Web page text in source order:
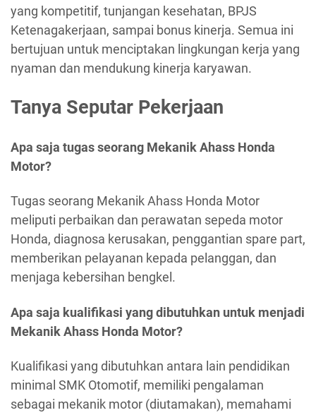
yang kompetitif, tunjangan kesehatan, BPJS
Ketenagakerjaan, sampai bonus kinerja. Semua ini
bertujuan untuk menciptakan lingkungan kerja yang
nyaman dan mendukung kinerja karyawan.
Tanya Seputar Pekerjaan
Apa saja tugas seorang Mekanik Ahass Honda
Motor?
Tugas seorang Mekanik Ahass Honda Motor
meliputi perbaikan dan perawatan sepeda motor
Honda, diagnosa kerusakan, penggantian spare part,
memberikan pelayanan kepada pelanggan, dan
menjaga kebersihan bengkel.
Apa saja kualifikasi yang dibutuhkan untuk menjadi
Mekanik Ahass Honda Motor?
Kualifikasi yang dibutuhkan antara lain pendidikan
minimal SMK Otomotif, memiliki pengalaman
sebagai mekanik motor (diutamakan), memahami